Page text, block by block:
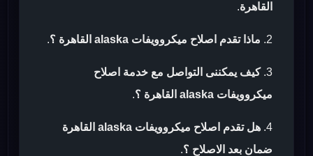
القاهرة.
ماذا تقدم اصلاح ميكروويفات alaska القاهرة ؟ .
كيف يمكننى التواصل مع خدمة اصلاح
ميكروويفات alaska القاهرة ؟
.
هل تقدم اصلاح ميكروويفات alaska القاهرة
ضمان بعد الاصلاح ؟.